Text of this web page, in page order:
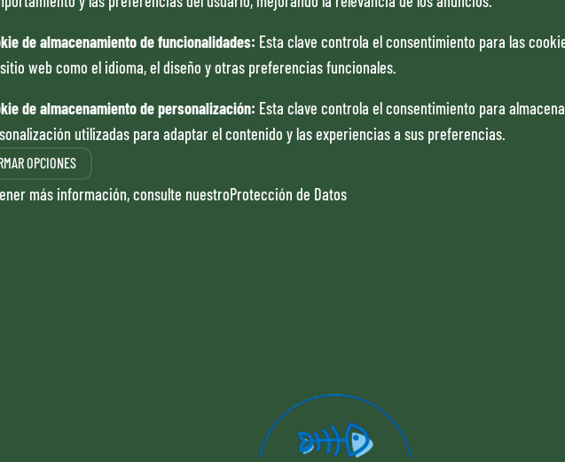
de almacenamiento de funcionalidades: Esta clave controla el consentimiento para las
web como el idioma, el diseño y otras preferencias funcionales.
de almacenamiento de personalización: Esta clave controla el consentimiento para
utilizadas para adaptar el contenido y las experiencias a sus preferencias.
OPCIONES
más información, consulte nuestroProtección de Datos